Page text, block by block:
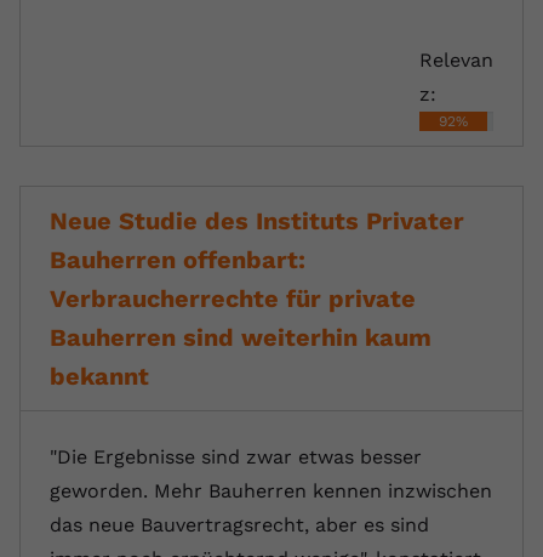
Relevan
z:
92%
Neue Studie des Instituts Privater
Bauherren offenbart:
Verbraucherrechte für private
Bauherren sind weiterhin kaum
bekannt
"Die Ergebnisse sind zwar etwas besser
geworden. Mehr Bauherren kennen inzwischen
das neue Bauvertragsrecht, aber es sind